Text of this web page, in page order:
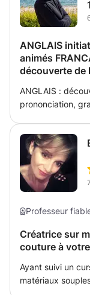
ANGLAIS
animés
découverte de
ANGLAIS :
prononciation,
systématiquement de devoirs.
le soutien scolaire. FRANCAIS : le but est de s'initier à la
logique de la
prononciation,
mode FLE. Je
de devoirs !
7
Professeur
Créatrice sur
couture à
Ayant suivi un
matériaux